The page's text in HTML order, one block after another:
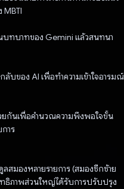
MBTI
ทบาทของ Gemini แล้วสนทนา
บของ AI เพื่อทําความเข้าใจอารมณ์
ยกันเพื่อคํานวณความพึงพอใจขั้น
าร
สมองหลายรายการ (สมองซีกซ้าย
ธิภาพส่วนใหญ่ได้รับการปรับปรุง